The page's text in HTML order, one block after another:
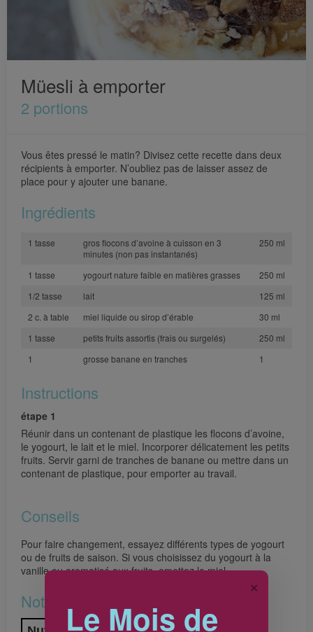
Müesli à emporter
2 portions
Vous êtes pressé le matin? Divisez cette recette dans deux
récipients à emporter. N’oubliez pas de laisser assez de
place pour y ajouter une banane.
Ingrédients
1 tasse
gros flocons d’avoine à cuisson en 3
minutes (non pas instantanés)
250 ml
1 tasse yogourt nature faible en matières grasses
250 ml
1/2 tasse
lait
125 ml
2 c. à table
miel liquide ou sirop d’érable
30 ml
1 tasse
petits fruits assortis (frais ou surgelés)
250 ml
1
grosse banane en tranches 1
Instructions
étape 1
Réunir dans un contenant de plastique les flocons d’avoine,
le yogourt, le lait et le miel. Incorporer délicatement les petits
fruits. Servir garni de tranches de banane ou mettre dans un
contenant de plastique, pour emporter au travail.
Conseils
Pour faire changement, essayez différents types de yogourt
ou de fruits de saison. Si vous choisissez du yogourt à la
vanille ou aromatisé aux fruits, omettez le miel.
Notes et valeur nutritive
Le Mois de
✕